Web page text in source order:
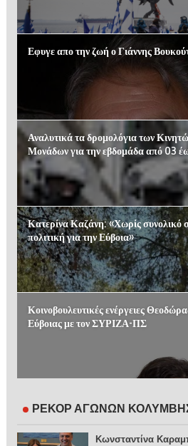
Εφυγε απο την ζωή ο Γιάννης
Αναλυτικά τα δρομολόγια των
Μονάδων για την εβδομάδα από 03
Κατερίνα Καζάνη: «Χωρίς συνολικό
πολιτική για την Εύβοια»
Κοινοβουλευτικές ενέργειες
Εύβοιας με τον ΣΥΡΙΖΑ-ΠΣ
ΡΕΚΟΡ ΑΓΩΝΩΝ
Κωνσταντίνα